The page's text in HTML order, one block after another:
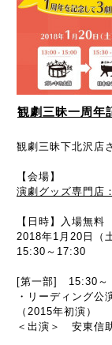
観劇三昧一周年
観劇三昧下北沢店
【会場】
演劇グッズ専門
【日時】入場無料
2018年1月20日（
15:30～17:30
[第一部] 15:30～
・リーディング公
（2015年初演）
＜出演＞ 安東信